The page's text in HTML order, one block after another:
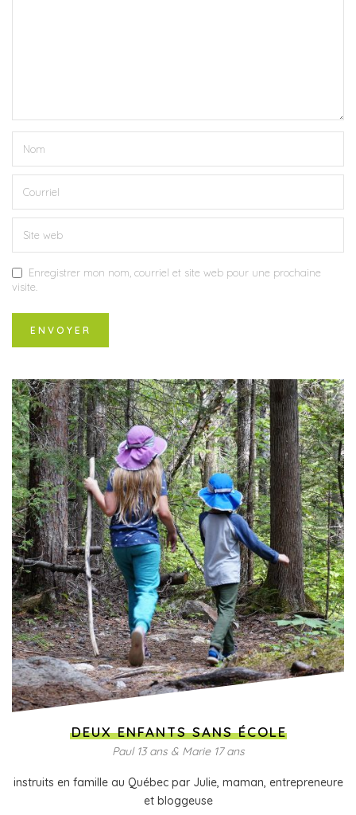
Enregistrer mon nom, courriel et site web pour une prochaine
visite.
DEUX ENFANTS SANS ÉCOLE
Paul 13 ans & Marie 17 ans
instruits en famille au Québec par Julie, maman, entrepreneure
et bloggeuse